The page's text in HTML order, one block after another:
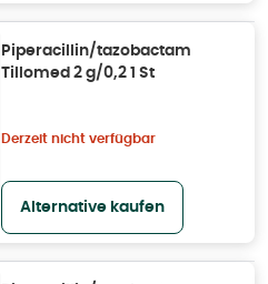
Piperacillin/tazobactam
Tillomed 2 g/0,2 1 St
Derzeit nicht verfügbar
Alternative kaufen